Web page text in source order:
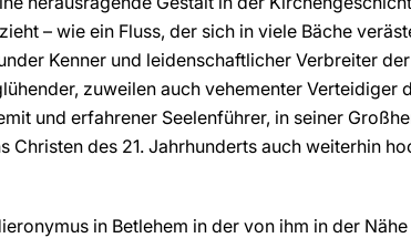
– wie ein Fluss, der sich in viele Bäche
Kenner und leidenschaftlicher Verbreiter
zuweilen auch vehementer Verteidiger
und erfahrener Seelenführer, in seiner
Christen des 21. Jahrhunderts auch weiterhin
in Betlehem in der von ihm in der